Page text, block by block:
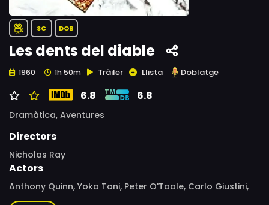
SC DOB
Les dents del diable
1960 1h 50m Tràiler Llista Doblatge
6.8 6.8
Dramàtica, Aventures
Directors
Nicholas Ray
Actors
Anthony Quinn, Yoko Tani, Peter O'Toole, Carlo Giustini,
Marie Yang, Marco Guglielmi, Anthony Chinn, Kaida